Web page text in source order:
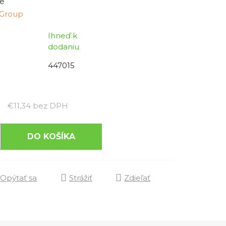
Ihneď k
dodaniu
447015
€11,34 bez DPH
DO KOŠÍKA
Opýtať sa Strážiť Zdieľať